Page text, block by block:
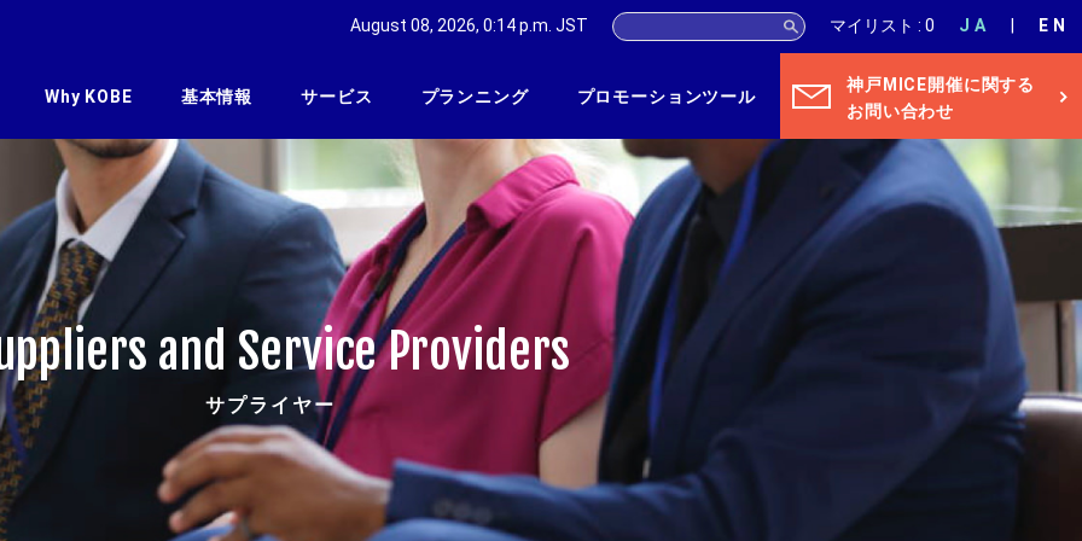
Why KOBE 基本情報 サービス プランニング プロモーションツール
神戸MICE開催に関する
お問い合わせ
August 08, 2026, 0:14 p.m. JST マイリスト : 0 JA EN
and Service Providers
サプライヤー